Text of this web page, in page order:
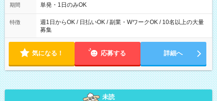
期間 単発・1日のみOK
特徴
週1日からOK / 日払いOK / 副業・WワークOK / 10名以上の大量
募集
気になる！ 応募する 詳細へ
未読